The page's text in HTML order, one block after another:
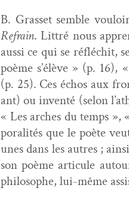
B. Gras­set sem­ble
Refrain. Lit­tré nous
aus­si ce qui se réflé­chit,
poème s’élève » (p.
(p. 25). Ces échos aux
ant) ou inven­té (selon
« Les arch­es du temps »,
po­ral­ités que le poète
unes dans les autres ;
son poème artic­ule
philosophe, lui-même